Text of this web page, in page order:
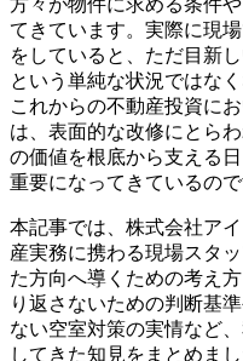
てきています。実際に現
をしていると、ただ目新
という単純な状況ではな
これからの不動産投資に
は、表面的な改修にとら
の価値を根底から支える
重要になってきているので
本記事では、株式会社ア
産実務に携わる現場スタ
た方向へ導くための考え
り返さないための判断基
ない空室対策の実情など
してきた知見をまとめま